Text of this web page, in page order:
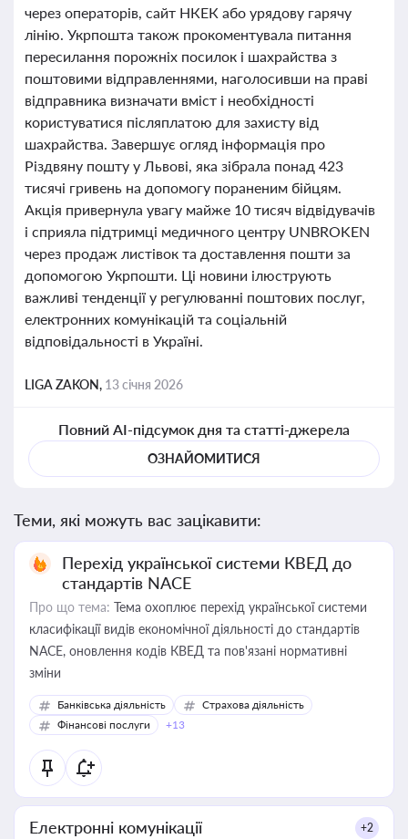
через операторів, сайт НКЕК або урядову гарячу
лінію. Укрпошта також прокоментувала питання
пересилання порожніх посилок і шахрайства з
поштовими відправленнями, наголосивши на праві
відправника визначати вміст і необхідності
користуватися післяплатою для захисту від
шахрайства. Завершує огляд інформація про
Різдвяну пошту у Львові, яка зібрала понад 423
тисячі гривень на допомогу пораненим бійцям.
Акція привернула увагу майже 10 тисяч відвідувачів
і сприяла підтримці медичного центру UNBROKEN
через продаж листівок та доставлення пошти за
допомогою Укрпошти. Ці новини ілюструють
важливі тенденції у регулюванні поштових послуг,
електронних комунікацій та соціальній
відповідальності в Україні.
LIGA ZAKON, 13 січня 2026
Повний AI-підсумок дня та статті-джерела
ОЗНАЙОМИТИСЯ
Теми, які можуть вас зацікавити:
Перехід української системи КВЕД до
стандартів NACE
Про що тема: Тема охоплює перехід української системи
класифікації видів економічної діяльності до стандартів
NACE, оновлення кодів КВЕД та пов'язані нормативні
зміни
Банківська діяльність
Страхова діяльність
Фінансові послуги
+13
Електронні комунікації +2